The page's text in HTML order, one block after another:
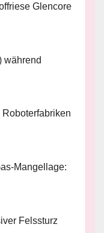
Glencore
während
Mangellage:
Felssturz